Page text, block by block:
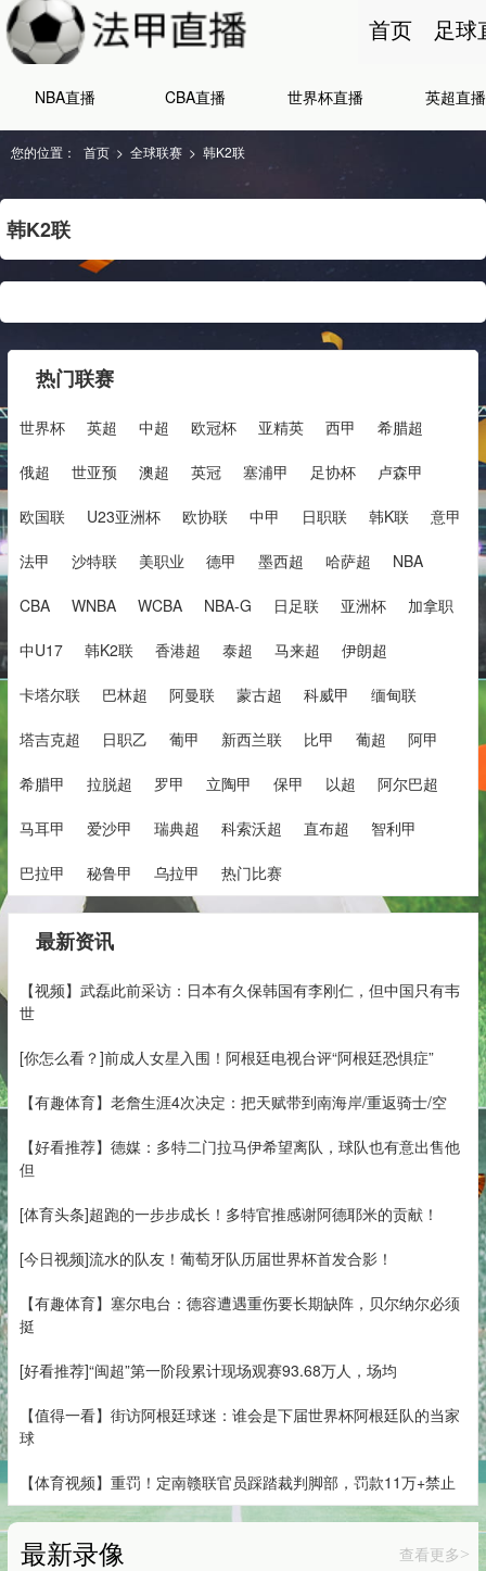
首页 足球
NBA直播 CBA直播 世界杯直播 英超直播
您的位置： 首页 > 全球联赛 > 韩K2联
韩K2联
热门联赛
世界杯 英超 中超 欧冠杯 亚精英 西甲 希腊超
俄超 世亚预 澳超 英冠 塞浦甲 足协杯 卢森甲
欧国联 U23亚洲杯 欧协联 中甲 日职联 韩K联 意甲
法甲 沙特联 美职业 德甲 墨西超 哈萨超 NBA
CBA WNBA WCBA NBA-G 日足联 亚洲杯 加拿职
中U17 韩K2联 香港超 泰超 马来超 伊朗超
卡塔尔联 巴林超 阿曼联 蒙古超 科威甲 缅甸联
塔吉克超 日职乙 葡甲 新西兰联 比甲 葡超 阿甲
希腊甲 拉脱超 罗甲 立陶甲 保甲 以超 阿尔巴超
马耳甲 爱沙甲 瑞典超 科索沃超 直布超 智利甲
巴拉甲 秘鲁甲 乌拉甲 热门比赛
最新资讯
【视频】武磊此前采访：日本有久保韩国有李刚仁，但中国只有韦
世
[你怎么看？]前成人女星入围！阿根廷电视台评“阿根廷恐惧症”
【有趣体育】老詹生涯4次决定：把天赋带到南海岸/重返骑士/空
【好看推荐】德媒：多特二门拉马伊希望离队，球队也有意出售他
但
[体育头条]超跑的一步步成长！多特官推感谢阿德耶米的贡献！
[今日视频]流水的队友！葡萄牙队历届世界杯首发合影！
【有趣体育】塞尔电台：德容遭遇重伤要长期缺阵，贝尔纳尔必须
挺
[好看推荐]“闽超”第一阶段累计现场观赛93.68万人，场均
【值得一看】街访阿根廷球迷：谁会是下届世界杯阿根廷队的当家
球
【体育视频】重罚！定南赣联官员踩踏裁判脚部，罚款11万+禁止
最新录像 查看更多>